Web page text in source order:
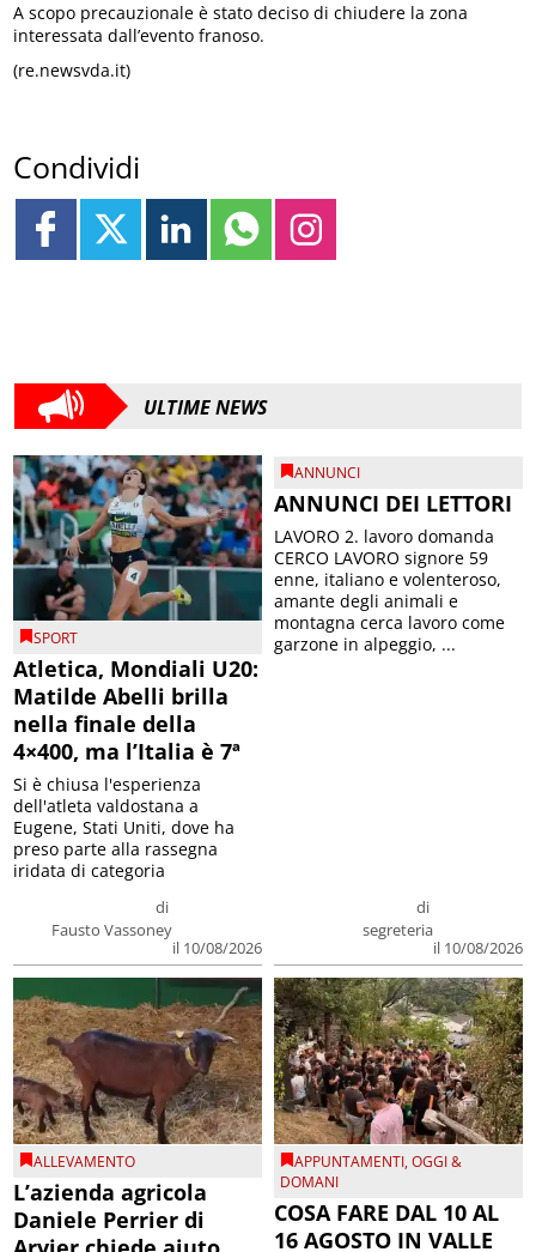
A scopo precauzionale è stato deciso di chiudere la zona
interessata dall’evento franoso.
(re.newsvda.it)
Condividi
ULTIME NEWS
SPORT
Atletica, Mondiali U20:
Matilde Abelli brilla
nella finale della
4×400, ma l’Italia è 7ª
di
Fausto Vassoney
il 10/08/2026
Si è chiusa l'esperienza
dell'atleta valdostana a
Eugene, Stati Uniti, dove ha
preso parte alla rassegna
iridata di categoria
ANNUNCI
ANNUNCI DEI LETTORI
di
segreteria
il 10/08/2026
LAVORO 2. lavoro domanda
CERCO LAVORO signore 59
enne, italiano e volenteroso,
amante degli animali e
montagna cerca lavoro come
garzone in alpeggio, ...
ALLEVAMENTO
L’azienda agricola
Daniele Perrier di
APPUNTAMENTI,OGGI &
DOMANI
COSA FARE DAL 10 AL
16 AGOSTO IN VALLE